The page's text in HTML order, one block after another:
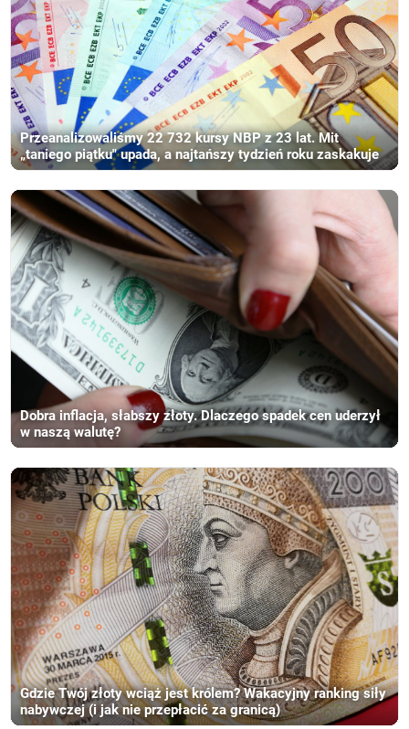
Przeanalizowaliśmy 22 732 kursy NBP z 23 lat. Mit
„taniego piątku" upada, a najtańszy tydzień roku zaskakuje
Dobra inflacja, słabszy złoty. Dlaczego spadek cen uderzył
w naszą walutę?
Gdzie Twój złoty wciąż jest królem? Wakacyjny ranking siły
nabywczej (i jak nie przepłacić za granicą)